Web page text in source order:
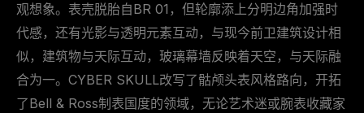
观想象。表壳脱胎自BR 01，但轮廓添上分明边角加强时
代感，还有光影与透明元素互动，与现今前卫建筑设计相
似，建筑物与天际互动，玻璃幕墙反映着天空，与天际融
合为一。CYBER SKULL改写了骷颅头表风格路向，开拓
了Bell & Ross制表国度的领域，无论艺术迷或腕表收藏家